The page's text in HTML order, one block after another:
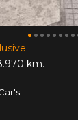
km.